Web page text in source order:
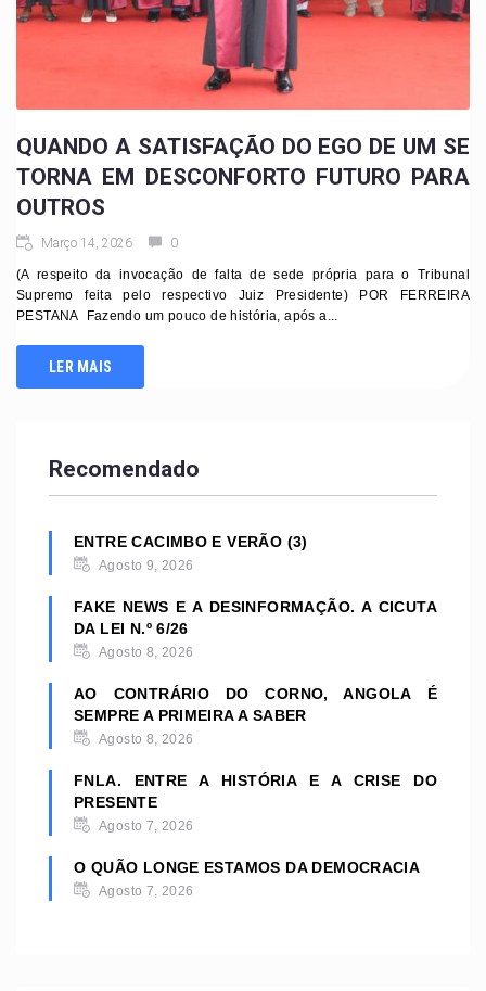
QUANDO A SATISFAÇÃO DO EGO DE UM SE
TORNA EM DESCONFORTO FUTURO PARA
OUTROS
Março 14, 2026 0
(A respeito da invocação de falta de sede própria para o Tribunal
Supremo feita pelo respectivo Juiz Presidente) POR FERREIRA
PESTANA Fazendo um pouco de história, após a...
LER MAIS
Recomendado
ENTRE CACIMBO E VERÃO (3)
Agosto 9, 2026
FAKE NEWS E A DESINFORMAÇÃO. A CICUTA
DA LEI N.º 6/26
Agosto 8, 2026
AO CONTRÁRIO DO CORNO, ANGOLA É
SEMPRE A PRIMEIRA A SABER
Agosto 8, 2026
FNLA. ENTRE A HISTÓRIA E A CRISE DO
PRESENTE
Agosto 7, 2026
O QUÃO LONGE ESTAMOS DA DEMOCRACIA
Agosto 7, 2026